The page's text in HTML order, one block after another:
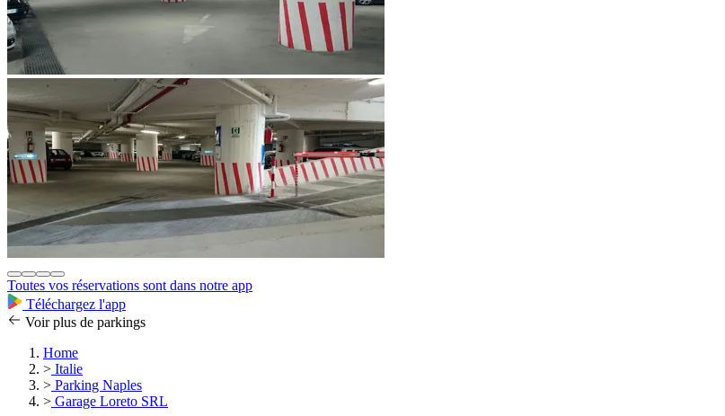
Toutes vos réservations sont dans notre app
Téléchargez l'app
Voir plus de parkings
Home
> Italie
> Parking Naples
> Garage Loreto SRL